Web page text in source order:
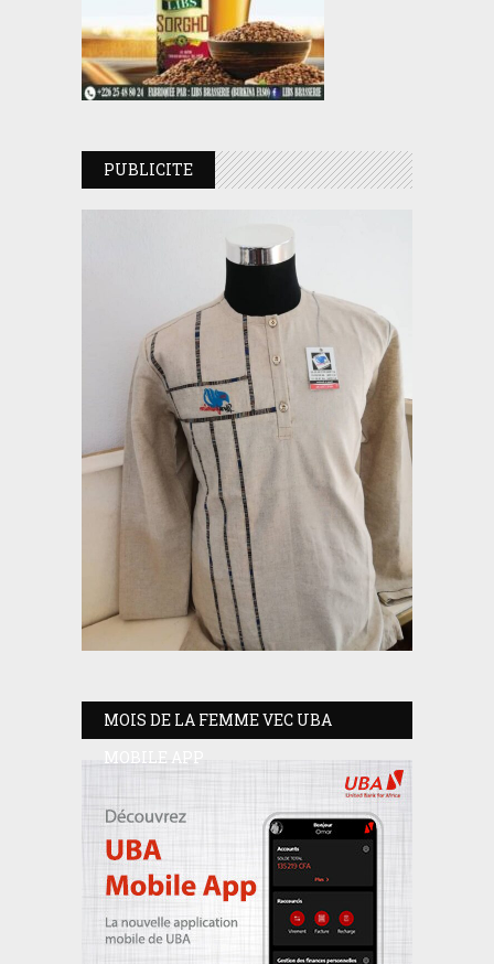
PUBLICITE
MOIS DE LA FEMME VEC UBA
MOBILE APP